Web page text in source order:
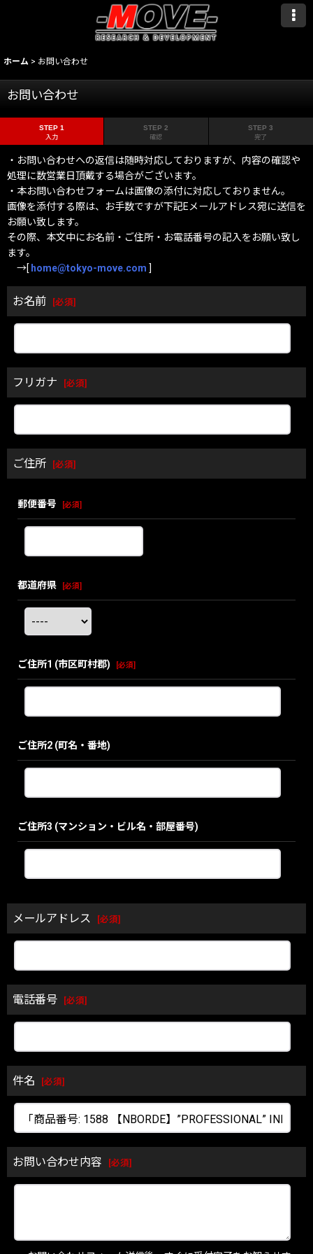
ホーム > お問い合わせ
お問い合わせ
STEP 1
入力
STEP 2
確認
STEP 3
完了
・お問い合わせへの返信は随時対応しておりますが、内容の確認や
処理に数営業日頂戴する場合がございます。
・本お問い合わせフォームは画像の添付に対応しておりません。
画像を添付する際は、お手数ですが下記Eメールアドレス宛に送信を
お願い致します。
その際、本文中にお名前・ご住所・お電話番号の記入をお願い致し
ます。
→[ home@tokyo-move.com ]
お名前 [必須]
フリガナ [必須]
ご住所 [必須]
郵便番号 [必須]
都道府県 [必須]
ご住所1 (市区町村郡) [必須]
ご住所2 (町名・番地)
ご住所3 (マンション・ビル名・部屋番号)
メールアドレス [必須]
電話番号 [必須]
件名 [必須]
お問い合わせ内容 [必須]